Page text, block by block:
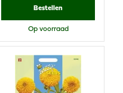
Bestellen
Op voorraad